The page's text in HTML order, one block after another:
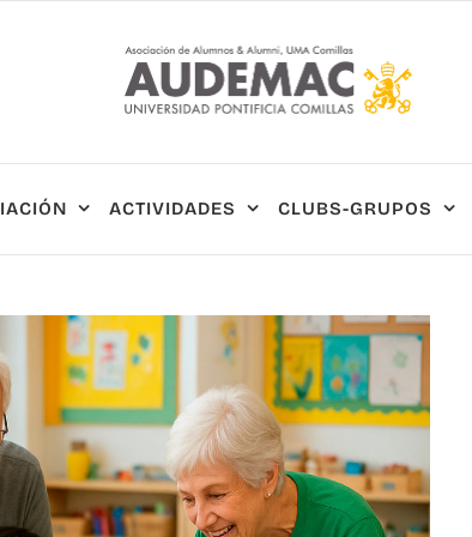
ACTIVIDADES CLUBS-GRUPOS